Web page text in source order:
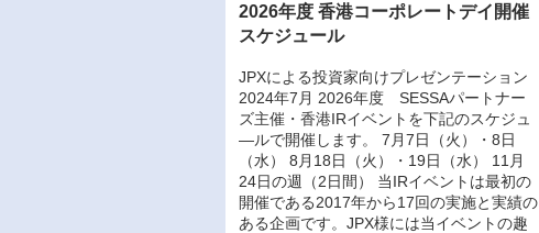
2026年度 香港コーポレートデイ開催
スケジュール
JPXによる投資家向けプレゼンテーション
2024年7月 2026年度 SESSAパートナー
ズ主催・香港IRイベントを下記のスケジュ
―ルで開催します。 7月7日（火）・8日
（水） 8月18日（火）・19日（水） 11月
24日の週（2日間） 当IRイベントは最初の
開催である2017年から17回の実施と実績の
ある企画です。JPX様には当イベントの趣